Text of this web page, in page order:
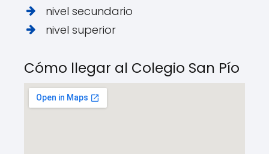
nivel secundario
nivel superior
Cómo llegar al Colegio San Pío